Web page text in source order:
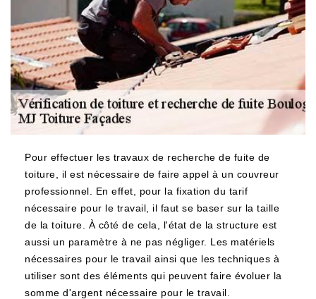
Pour effectuer les travaux de recherche de fuite de
toiture, il est nécessaire de faire appel à un couvreur
professionnel. En effet, pour la fixation du tarif
nécessaire pour le travail, il faut se baser sur la taille
de la toiture. À côté de cela, l'état de la structure est
aussi un paramètre à ne pas négliger. Les matériels
nécessaires pour le travail ainsi que les techniques à
utiliser sont des éléments qui peuvent faire évoluer la
somme d'argent nécessaire pour le travail.